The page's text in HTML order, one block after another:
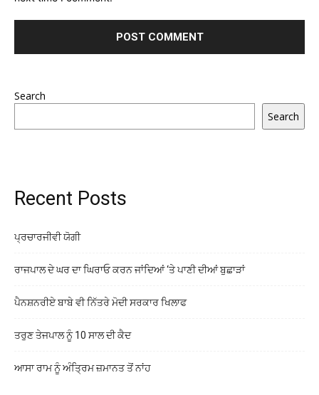
Search
Search
Recent Posts
ਪ੍ਰਚਾਰਜੀਵੀ ਯੋਗੀ
ਰਾਜਪਾਲ ਦੇ ਘਰ ਦਾ ਘਿਰਾਓ ਕਰਨ ਜਾਂਦਿਆਂ ‘ਤੇ ਪਾਣੀ ਦੀਆਂ ਬੁਛਾੜਾਂ
ਪੈਨਸ਼ਨਰੀਏ ਬਾਬੇ ਵੀ ਨਿੱਤਰੇ ਮੋਦੀ ਸਰਕਾਰ ਖਿਲਾਫ
ਤਰੁਣ ਤੇਜਪਾਲ ਨੂੰ 10 ਸਾਲ ਦੀ ਕੈਦ
ਆਸਾ ਰਾਮ ਨੂੰ ਅੰਤ੍ਰਿਮ ਜ਼ਮਾਨਤ ਤੋਂ ਨਾਂਹ